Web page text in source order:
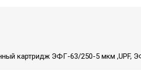
картридж ЭФГ-63/250-5 мкм ,UPF,